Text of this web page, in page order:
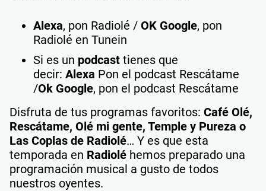
Alexa, pon Radiolé / OK Google, pon
Radiolé en Tunein
Si es un podcast tienes que
decir: Alexa Pon el podcast Rescátame
/Ok Google, pon el podcast Rescátame
Disfruta de tus programas favoritos: Café Olé,
Rescátame, Olé mi gente, Temple y Pureza o
Las Coplas de Radiolé… Y es que esta
temporada en Radiolé hemos preparado una
programación musical a gusto de todos
nuestros oyentes.